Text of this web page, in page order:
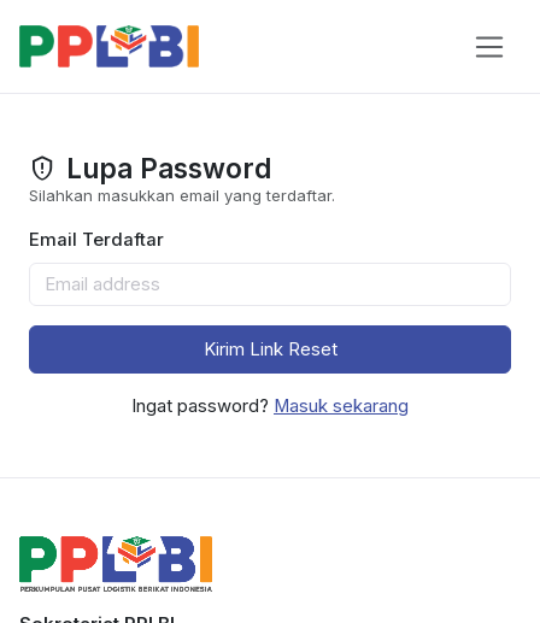
Lupa Password
Silahkan masukkan email yang terdaftar.
Email Terdaftar
Kirim Link Reset
Ingat password? Masuk sekarang